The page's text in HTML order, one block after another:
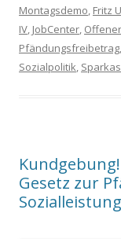
Montagsdemo, Fritz
IV, JobCenter,
Pfändungsfreibetrag,
Sozialpolitik,
Gesetz zur